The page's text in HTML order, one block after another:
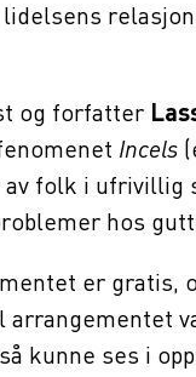
og forfatter
Incels
folk i ufrivillig
hos
er gratis,
arrangementet
kunne ses i